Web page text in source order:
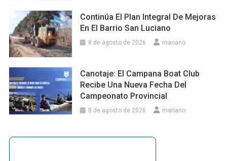
Continúa El Plan Integral De Mejoras
En El Barrio San Luciano
8 de agosto de 2026 mariano
Canotaje: El Campana Boat Club
Recibe Una Nueva Fecha Del
Campeonato Provincial
8 de agosto de 2026 mariano